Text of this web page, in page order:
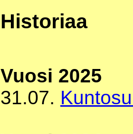
Historiaa
Vuosi 2025
31.07.